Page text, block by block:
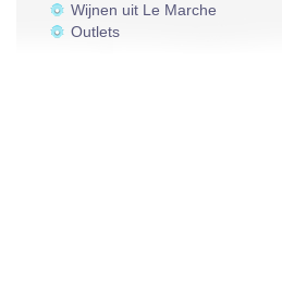
Wijnen uit Le Marche
Outlets